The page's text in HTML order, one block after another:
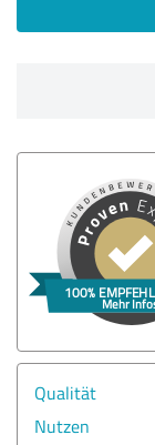
Qualität
Nutzen